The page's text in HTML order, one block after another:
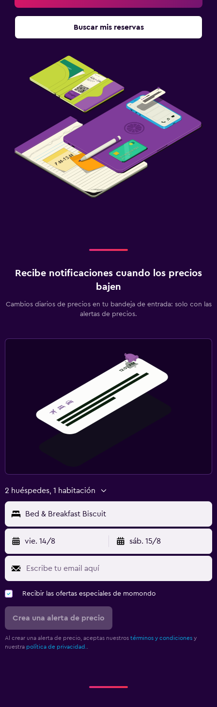
Buscar mis reservas
Recibe notificaciones cuando los precios
bajen
Cambios diarios de precios en tu bandeja de entrada: solo con las
alertas de precios.
2 huéspedes, 1 habitación
Bed & Breakfast Biscuit
vie. 14/8 sáb. 15/8
Recibir las ofertas especiales de momondo
Crea una alerta de precio
Al crear una alerta de precio, aceptas nuestros términos y condiciones y
nuestra política de privacidad.